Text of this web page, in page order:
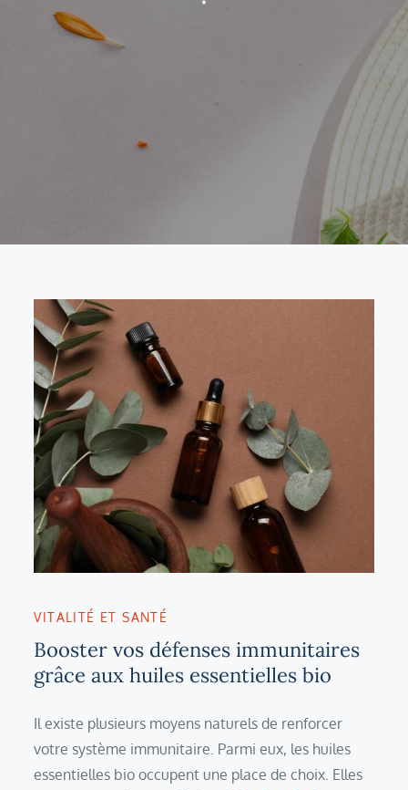
VITALITÉ ET SANTÉ
Booster vos défenses immunitaires
grâce aux huiles essentielles bio
Il existe plusieurs moyens naturels de renforcer
votre système immunitaire. Parmi eux, les huiles
essentielles bio occupent une place de choix. Elles